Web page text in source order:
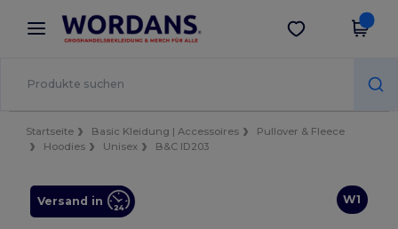
× Wordans App
Bessere Preise in der App!
App holen
Startseite Basic Kleidung | Accessoires
Pullover & Fleece
Hoodies
Unisex B&C ID203
W1
Versand in